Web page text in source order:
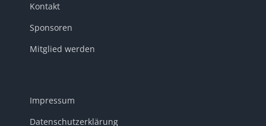
Kontakt
Sponsoren
Mitglied werden
Impressum
Datenschutzerklärung